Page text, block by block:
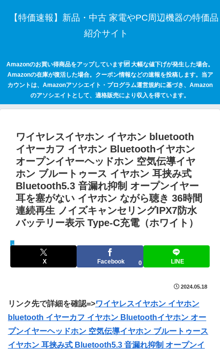
【特価速報】新品・中古 家電やPC周辺機器の特価品
紹介サイト
Amazonのお買い得商品をアップしています🆙 大幅な値下げが発生した場合。
Amazonの在庫が復活した場合。クーポン情報などの速報を投稿します。当ア
カウントは、Amazonアソシエイト・プログラム運営規約に基づき、Amazon
のアソシエイトとして、適格販売により収入を得ています。
ワイヤレスイヤホン イヤホン bluetooth
イヤーカフ イヤホン Bluetoothイヤホン
オープンイヤーヘッドホン 空気伝導イヤ
ホン ブルートゥース イヤホン 耳挟み式
Bluetooth5.3 音漏れ抑制 オープンイヤー
耳を塞がない イヤホン ながら聴き 36時間
連続再生 ノイズキャンセリングIPX7防水
バッテリー表示 Type-C充電（ホワイト）
keepaトラッキング
X Facebook 0 LINE
2024.05.18
リンク先で詳細を確認=>ワイヤレスイヤホン イヤホン
bluetooth イヤーカフ イヤホン Bluetoothイヤホン オー
プンイヤーヘッドホン 空気伝導イヤホン ブルートゥース
イヤホン 耳挟み式 Bluetooth5.3 音漏れ抑制 オープンイ